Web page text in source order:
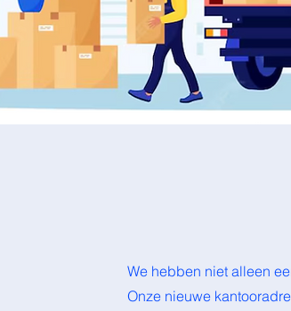
We hebben niet alleen
Onze nieuwe